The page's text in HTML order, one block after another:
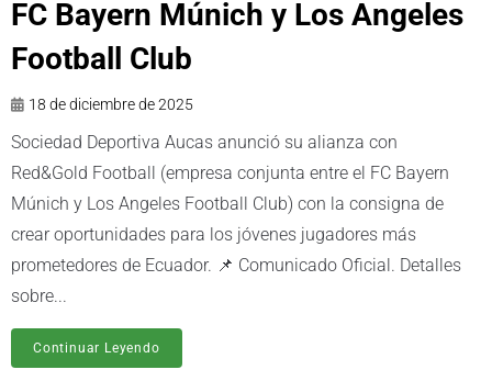
FC Bayern Múnich y Los Angeles
Football Club
18 de diciembre de 2025
Sociedad Deportiva Aucas anunció su alianza con
Red&Gold Football (empresa conjunta entre el FC Bayern
Múnich y Los Angeles Football Club) con la consigna de
crear oportunidades para los jóvenes jugadores más
prometedores de Ecuador. 📌 Comunicado Oficial. Detalles
sobre...
Continuar Leyendo